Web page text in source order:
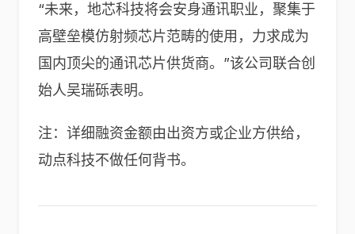
“未来，地芯科技将会安身通讯职业，聚集于
高壁垒模仿射频芯片范畴的使用，力求成为
国内顶尖的通讯芯片供货商。”该公司联合创
始人吴瑞砾表明。
注：详细融资金额由出资方或企业方供给，
动点科技不做任何背书。